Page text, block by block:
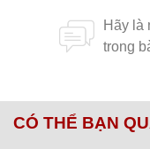
CÓ THỂ BẠN